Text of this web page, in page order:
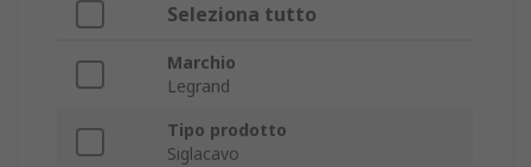
Seleziona tutto
Marchio
Legrand
Tipo prodotto
Siglacavo